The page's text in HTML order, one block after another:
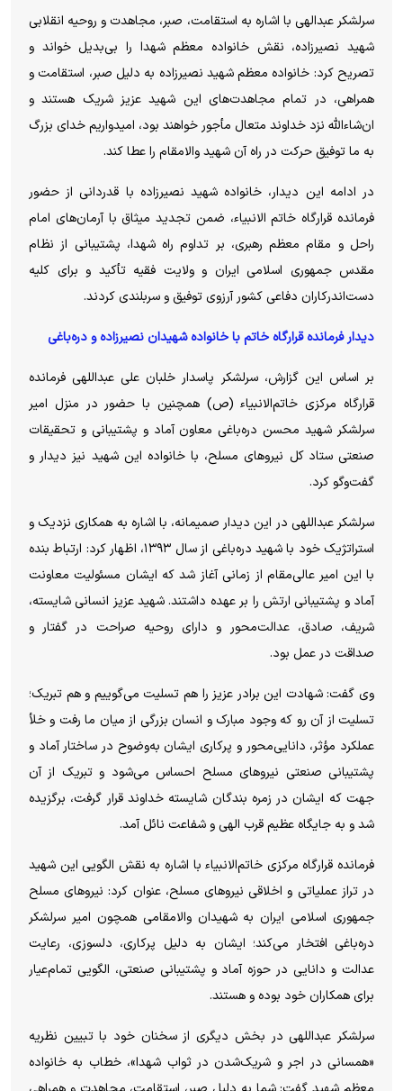
سرلشکر عبدالهی با اشاره به استقامت، صبر، مجاهدت و روحیه انقلابی
شهید نصیرزاده، نقش خانواده معظم شهدا را بی‌بدیل خواند و
تصریح کرد: خانواده معظم شهید نصیرزاده به دلیل صبر، استقامت و
همراهی، در تمام مجاهدت‌های این شهید عزیز شریک هستند و
ان‌شاءالله نزد خداوند متعال مأجور خواهند بود، امیدواریم خدای بزرگ
به ما توفیق حرکت در راه آن شهید والامقام را عطا کند.
در ادامه این دیدار، خانواده شهید نصیرزاده با قدردانی از حضور
فرمانده قرارگاه خاتم الانبیاء، ضمن تجدید میثاق با آرمان‌های امام
راحل و مقام معظم رهبری، بر تداوم راه شهدا، پشتیبانی از نظام
مقدس جمهوری اسلامی ایران و ولایت فقیه تأکید و برای کلیه
دست‌اندرکاران دفاعی کشور آرزوی توفیق و سربلندی کردند.
دیدار فرمانده قرارگاه خاتم با خانواده شهیدان نصیرزاده و دره‌باغی
بر اساس این گزارش، سرلشکر پاسدار خلبان علی عبداللهی فرمانده
قرارگاه مرکزی خاتم‌الانبیاء (ص) همچنین با حضور در منزل امیر
سرلشکر شهید محسن دره‌باغی معاون آماد و پشتیبانی و تحقیقات
صنعتی ستاد کل نیرو‌های مسلح، با خانواده این شهید نیز دیدار و
گفت‌و‌گو کرد.
سرلشکر عبداللهی در این دیدار صمیمانه، با اشاره به همکاری نزدیک و
استراتژیک خود با شهید دره‌باغی از سال ۱۳۹۳، اظهار کرد: ارتباط بنده
با این امیر عالی‌مقام از زمانی آغاز شد که ایشان مسئولیت معاونت
آماد و پشتیبانی ارتش را بر عهده داشتند. شهید عزیز انسانی شایسته،
شریف، صادق، عدالت‌محور و دارای روحیه صراحت در گفتار و
صداقت در عمل بود.
وی گفت: شهادت این برادر عزیز را هم تسلیت می‌گوییم و هم تبریک؛
تسلیت از آن رو که وجود مبارک و انسان بزرگی از میان ما رفت و خلأ
عملکرد مؤثر، دانایی‌محور و پرکاری ایشان به‌وضوح در ساختار آماد و
پشتیبانی صنعتی نیرو‌های مسلح احساس می‌شود و تبریک از آن
جهت که ایشان در زمره بندگان شایسته خداوند قرار گرفت، برگزیده
شد و به جایگاه عظیم قرب الهی و شفاعت نائل آمد.
فرمانده قرارگاه مرکزی خاتم‌الانبیاء با اشاره به نقش الگویی این شهید
در تراز عملیاتی و اخلاقی نیرو‌های مسلح، عنوان کرد: نیرو‌های مسلح
جمهوری اسلامی ایران به شهیدان والامقامی همچون امیر سرلشکر
دره‌باغی افتخار می‌کند؛ ایشان به دلیل پرکاری، دلسوزی، رعایت
عدالت و دانایی در حوزه آماد و پشتیبانی صنعتی، الگویی تمام‌عیار
برای همکاران خود بوده و هستند.
سرلشکر عبداللهی در بخش دیگری از سخنان خود با تبیین نظریه
«همسانی در اجر و شریک‌شدن در ثواب شهدا»، خطاب به خانواده